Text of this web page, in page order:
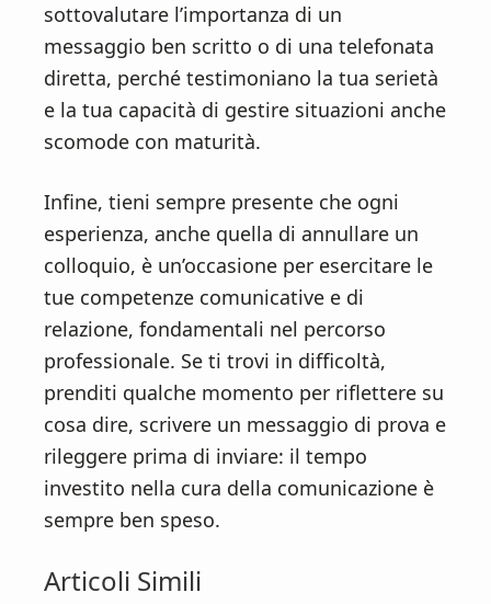
sottovalutare l’importanza di un
messaggio ben scritto o di una telefonata
diretta, perché testimoniano la tua serietà
e la tua capacità di gestire situazioni anche
scomode con maturità.
Infine, tieni sempre presente che ogni
esperienza, anche quella di annullare un
colloquio, è un’occasione per esercitare le
tue competenze comunicative e di
relazione, fondamentali nel percorso
professionale. Se ti trovi in difficoltà,
prenditi qualche momento per riflettere su
cosa dire, scrivere un messaggio di prova e
rileggere prima di inviare: il tempo
investito nella cura della comunicazione è
sempre ben speso.
Articoli Simili